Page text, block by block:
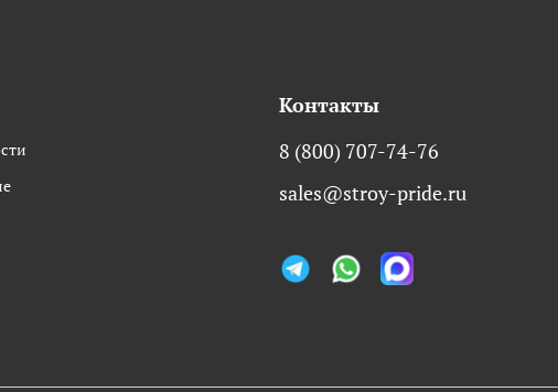
Контакты
8 (800) 707-74-76
sales@stroy-pride.ru